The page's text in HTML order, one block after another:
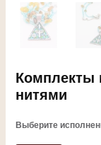
Комплекты
нитями
Выберите